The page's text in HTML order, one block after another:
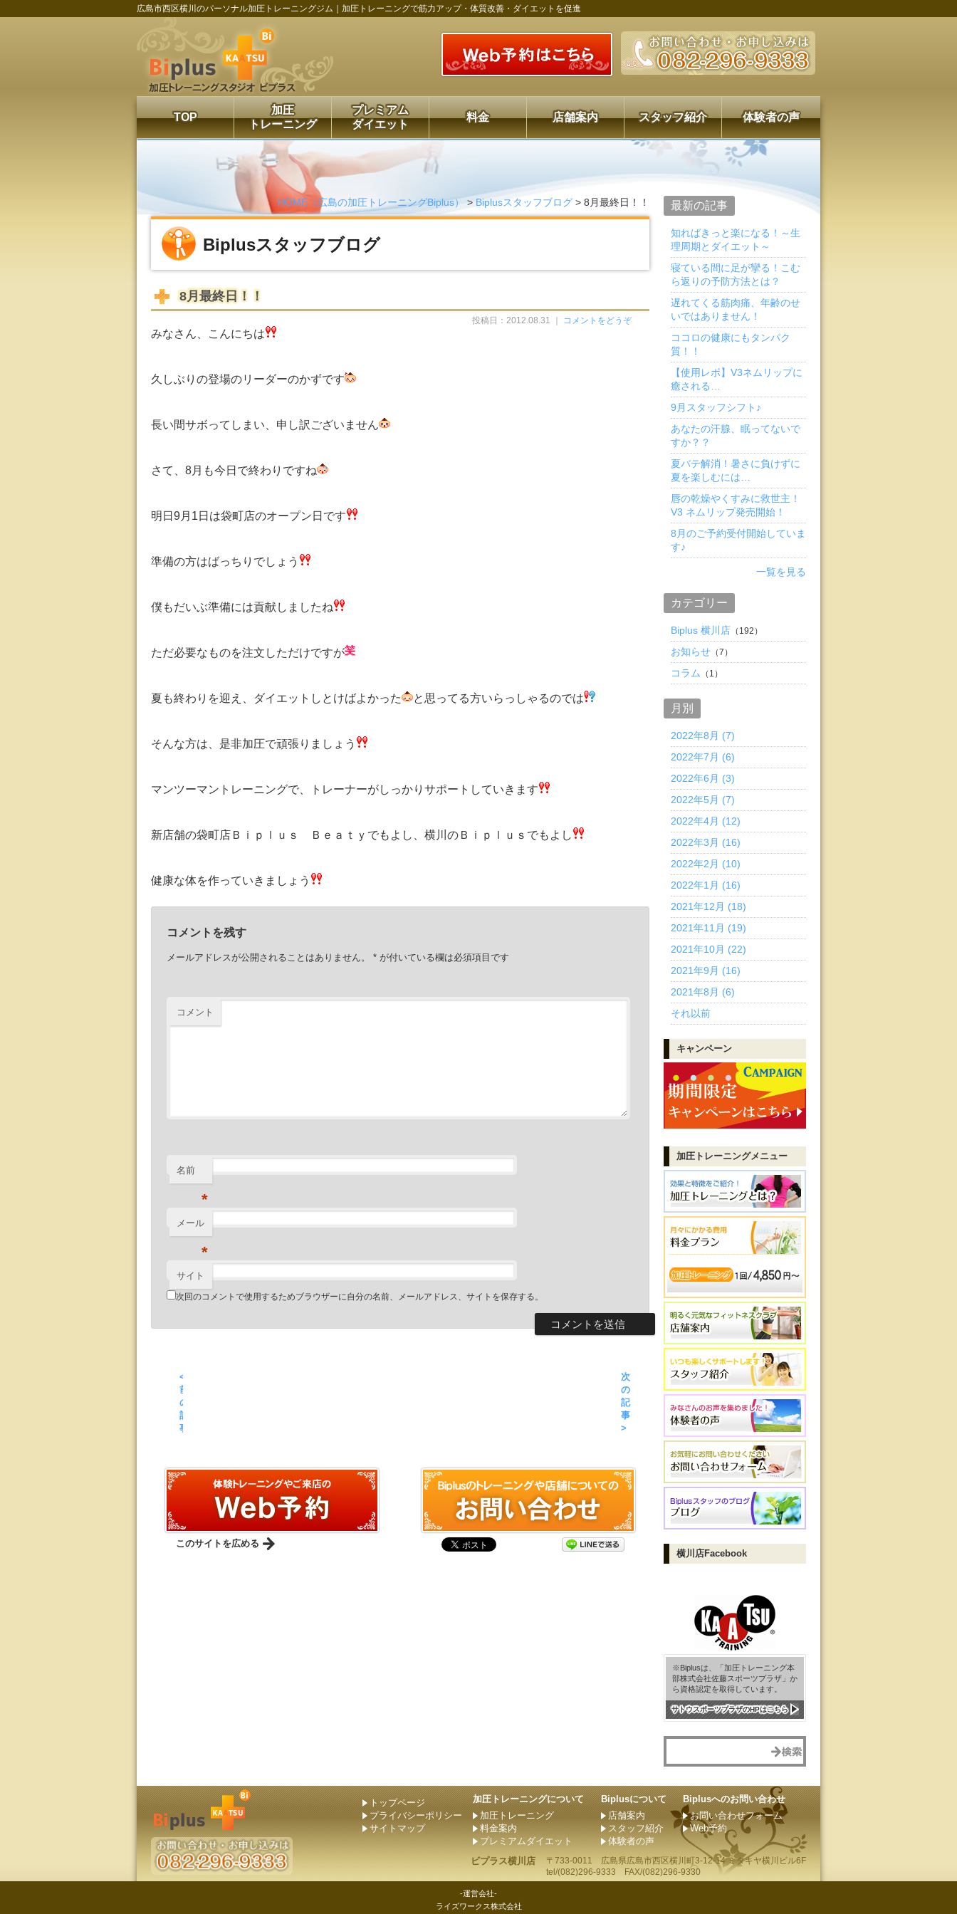
広島市西区横川のパーソナル加圧トレーニングジム｜加圧トレーニングで筋力アップ・体質改善・ダイエットを促進
TOP
加圧
トレーニング
プレミアム
ダイエット
料金 店舗案内 スタッフ紹介 体験者の声
HOME（広島の加圧トレーニングBiplus） > Biplusスタッフブログ > 8月最終日！！
Biplusスタッフブログ
8月最終日！！
投稿日：2012.08.31 ｜ コメントをどうぞ
みなさん、こんにちは
久しぶりの登場のリーダーのかずです
長い間サボってしまい、申し訳ございません
さて、8月も今日で終わりですね
明日9月1日は袋町店のオープン日です
準備の方はばっちりでしょう
僕もだいぶ準備には貢献しましたね
ただ必要なものを注文しただけですが
夏も終わりを迎え、ダイエットしとけばよかった と思ってる方いらっしゃるのでは
そんな方は、是非加圧で頑張りましょう
マンツーマントレーニングで、トレーナーがしっかりサポートしていきます
新店舗の袋町店Ｂｉｐｌｕｓ Ｂｅａｔｙでもよし、横川のＢｉｐｌｕｓでもよし
健康な体を作っていきましょう
コメントを残す
メールアドレスが公開されることはありません。 * が付いている欄は必須項目です
コメント
名前
*
メール
*
サイト
次回のコメントで使用するためブラウザーに自分の名前、メールアドレス、サイトを保存する。
<
前
の
記
事
次
の
記
事
>
このサイトを広める
最新の記事
知ればきっと楽になる！～生
理周期とダイエット～
寝ている間に足が攣る！こむ
ら返りの予防方法とは？
遅れてくる筋肉痛、年齢のせ
いではありません！
ココロの健康にもタンパク
質！！
【使用レポ】V3ネムリップに
癒される…
9月スタッフシフト♪
あなたの汗腺、眠ってないで
すか？？
夏バテ解消！暑さに負けずに
夏を楽しむには…
唇の乾燥やくすみに救世主！
V3 ネムリップ発売開始！
8月のご予約受付開始していま
す♪
一覧を見る
カテゴリー
Biplus 横川店 （192）
お知らせ （7）
コラム （1）
月別
2022年8月 (7)
2022年7月 (6)
2022年6月 (3)
2022年5月 (7)
2022年4月 (12)
2022年3月 (16)
2022年2月 (10)
2022年1月 (16)
2021年12月 (18)
2021年11月 (19)
2021年10月 (22)
2021年9月 (16)
2021年8月 (6)
それ以前
キャンペーン
加圧トレーニングメニュー
横川店Facebook
※Biplusは、「加圧トレーニング本
部株式会社佐藤スポーツプラザ」か
ら資格認定を取得しています。
サトウスポーツプラザのHPはこちら
トップページ
プライバシーポリシー
サイトマップ
加圧トレーニングについて
加圧トレーニング
料金案内
プレミアムダイエット
Biplusについて
店舗案内
スタッフ紹介
体験者の声
Biplusへのお問い合わせ
お問い合わせフォーム
Web予約
ビプラス横川店 〒733-0011 広島県広島市西区横川町3-12-14 ミタキヤ横川ビル6F
tel/(082)296-9333 FAX/(082)296-9330
-運営会社-
ライズワークス株式会社